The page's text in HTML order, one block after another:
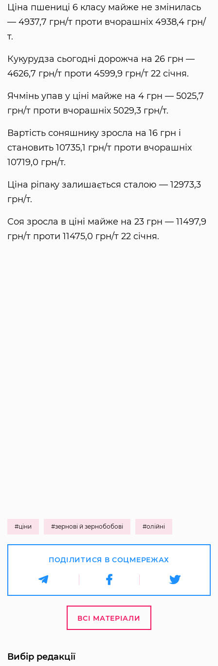
Ціна пшениці 6 класу майже не змінилась
— 4937,7 грн/т проти вчорашніх 4938,4 грн/
т.
Кукурудза сьогодні дорожча на 26 грн —
4626,7 грн/т проти 4599,9 грн/т 22 січня.
Ячмінь упав у ціні майже на 4 грн — 5025,7
грн/т проти вчорашніх 5029,3 грн/т.
Вартість соняшнику зросла на 16 грн і
становить 10735,1 грн/т проти вчорашніх
10719,0 грн/т.
Ціна ріпаку залишається сталою — 12973,3
грн/т.
Соя зросла в ціні майже на 23 грн — 11497,9
грн/т проти 11475,0 грн/т 22 січня.
#ціни #зернові й зернобобові #олійні
ПОДІЛИТИСЯ В СОЦМЕРЕЖАХ
ВСІ МАТЕРІАЛИ
Вибір редакції